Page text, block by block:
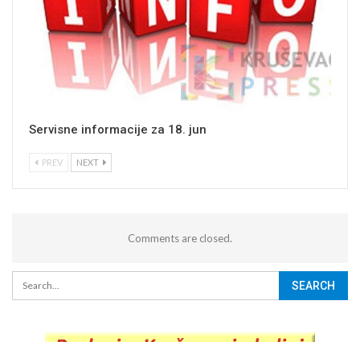
Servisne informacije za 18. jun
PREV NEXT
Comments are closed.